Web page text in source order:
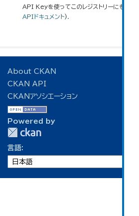
API Keyを使ってこのレジストリーにもアク
APIドキュメント).
About CKAN
CKAN API
CKANアソシエーション
Powered by
言語